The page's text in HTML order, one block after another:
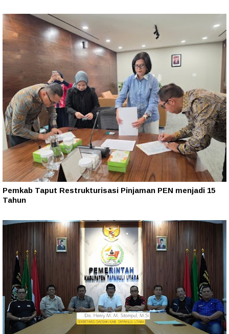
Pemkab Taput Restrukturisasi Pinjaman PEN menjadi 15
Tahun‎